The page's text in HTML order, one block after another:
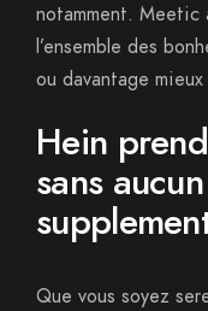
notamment.
l’ensemble des
ou davantage
Hein
sans
Que vous soyez